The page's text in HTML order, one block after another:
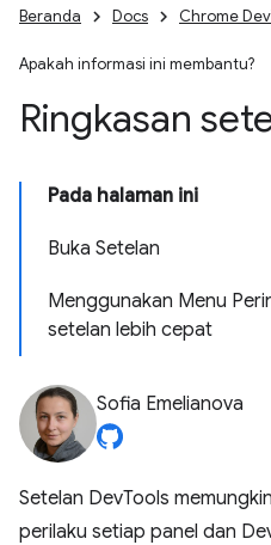
Beranda Docs Chrome
Apakah informasi ini membantu?
Ringkasan
Pada halaman ini
Buka Setelan
Menggunakan Menu
setelan lebih cepat
Sofia Emelianova
Setelan DevTools
perilaku setiap panel dan